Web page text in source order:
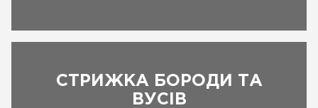
СТРИЖКА БОРОДИ ТА
ВУСІВ
ЗАПИСАТИСЬ